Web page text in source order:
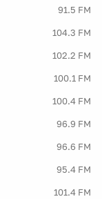
91.5 FM
104.3 FM
102.2 FM
100.1 FM
100.4 FM
96.9 FM
96.6 FM
95.4 FM
101.4 FM